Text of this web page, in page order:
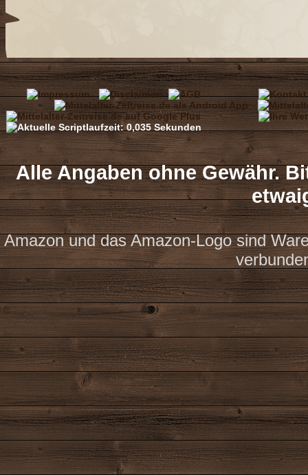
Alle Angaben ohne Gewähr.
Amazon und das Amazon-Logo sind